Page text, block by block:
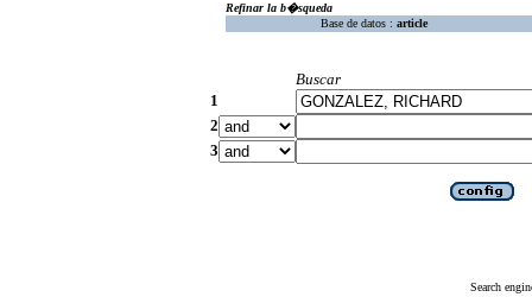
Refinar la b�squeda
Base de datos : article
Buscar
1
2
3
Search